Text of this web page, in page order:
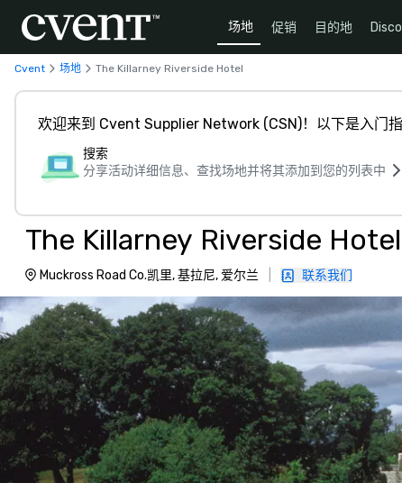
场地 促销 目的地
Cvent 场地 The Killarney Riverside Hotel
欢迎来到 Cvent Supplier Network (CSN)！以下是入门指
搜索
分享活动详细信息、查找场地并将其添加到您的列表中
The Killarney Riverside Hotel
Muckross Road Co.凯里, 基拉尼, 爱尔兰 联系我们